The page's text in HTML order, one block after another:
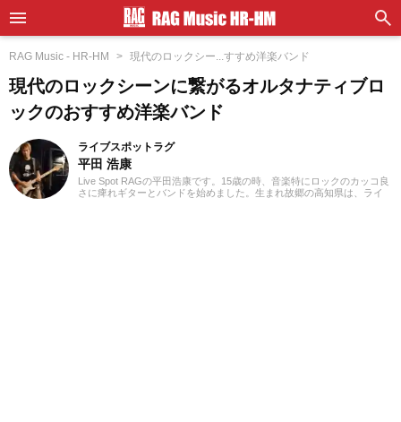
RAG Music - HR-HM 現代のロックシー...すすめ洋楽バンド
現代のロックシーンに繋がるオルタナティブロ
ックのおすすめ洋楽バンド
ライブスポットラグ
平田 浩康
Live Spot RAGの平田浩康です。15歳の時、音楽特にロックのカッコ良
さに痺れギターとバンドを始めました。生まれ故郷の高知県は、ライ